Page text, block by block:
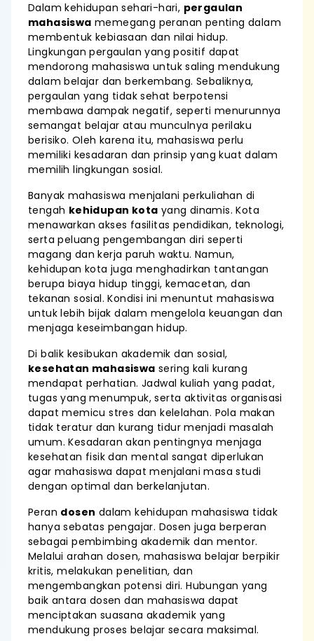
Dalam kehidupan sehari-hari, pergaulan
mahasiswa memegang peranan penting dalam
membentuk kebiasaan dan nilai hidup.
Lingkungan pergaulan yang positif dapat
mendorong mahasiswa untuk saling mendukung
dalam belajar dan berkembang. Sebaliknya,
pergaulan yang tidak sehat berpotensi
membawa dampak negatif, seperti menurunnya
semangat belajar atau munculnya perilaku
berisiko. Oleh karena itu, mahasiswa perlu
memiliki kesadaran dan prinsip yang kuat dalam
memilih lingkungan sosial.
Banyak mahasiswa menjalani perkuliahan di
tengah kehidupan kota yang dinamis. Kota
menawarkan akses fasilitas pendidikan, teknologi,
serta peluang pengembangan diri seperti
magang dan kerja paruh waktu. Namun,
kehidupan kota juga menghadirkan tantangan
berupa biaya hidup tinggi, kemacetan, dan
tekanan sosial. Kondisi ini menuntut mahasiswa
untuk lebih bijak dalam mengelola keuangan dan
menjaga keseimbangan hidup.
Di balik kesibukan akademik dan sosial,
kesehatan mahasiswa sering kali kurang
mendapat perhatian. Jadwal kuliah yang padat,
tugas yang menumpuk, serta aktivitas organisasi
dapat memicu stres dan kelelahan. Pola makan
tidak teratur dan kurang tidur menjadi masalah
umum. Kesadaran akan pentingnya menjaga
kesehatan fisik dan mental sangat diperlukan
agar mahasiswa dapat menjalani masa studi
dengan optimal dan berkelanjutan.
Peran dosen dalam kehidupan mahasiswa tidak
hanya sebatas pengajar. Dosen juga berperan
sebagai pembimbing akademik dan mentor.
Melalui arahan dosen, mahasiswa belajar berpikir
kritis, melakukan penelitian, dan
mengembangkan potensi diri. Hubungan yang
baik antara dosen dan mahasiswa dapat
menciptakan suasana akademik yang
mendukung proses belajar secara maksimal.